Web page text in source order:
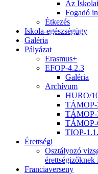
Az
Fogadó
Étkezés
Iskola-egészségügy
Galéria
Pályázat
Erasmus+
EFOP-4.2.3
Galéria
Archívum
HURO/
TÁMOP-
TÁMOP-
TÁMOP-
TIOP-
Érettségi
Osztályozó
Franciaverseny